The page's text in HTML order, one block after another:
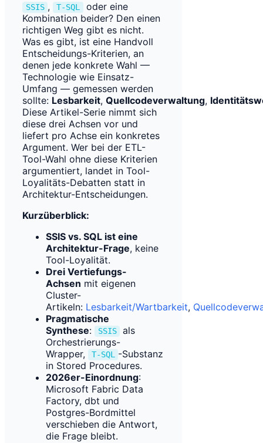
SSIS , T-SQL
oder eine
Kombination beider? Den einen
richtigen Weg gibt es nicht.
Was es gibt, ist eine Handvoll
Entscheidungs-Kriterien, an
denen jede konkrete Wahl —
Technologie wie Einsatz-
Umfang — gemessen werden
sollte: Lesbarkeit, Quellcodeverwaltung,
Diese Artikel-Serie nimmt sich
diese drei Achsen vor und
liefert pro Achse ein konkretes
Argument. Wer bei der ETL-
Tool-Wahl ohne diese Kriterien
argumentiert, landet in Tool-
Loyalitäts-Debatten statt in
Architektur-Entscheidungen.
Kurzüberblick:
SSIS vs. SQL ist eine
Architektur-Frage, keine
Tool-Loyalität.
Drei Vertiefungs-
Achsen mit eigenen
Cluster-
Artikeln: Lesbarkeit/Wartbarkeit,
Pragmatische
Synthese: SSIS
als
Orchestrierungs-
Wrapper,
T-SQL
-Substanz
in Stored Procedures.
2026er-Einordnung:
Microsoft Fabric Data
Factory, dbt und
Postgres-Bordmittel
verschieben die Antwort,
die Frage bleibt.